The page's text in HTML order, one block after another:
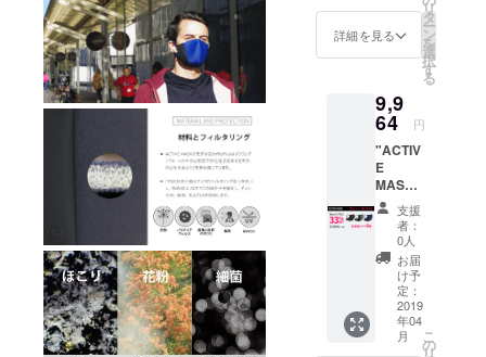
通常販
売予定
価格 1
点あた
円 3点
合計
8965円
（送料
込）
詳細を見る
リ
タ
ー
ン
を
選
択
す
る
9,9
64 円
"ACTIV
E
MASK"
5セット
(各色
×1+選べ
る2点)
商品代
金9564
(33%OF
F)+送料
支援
者：
0人
お届
け予
定：
2019
年04
月
こ
の